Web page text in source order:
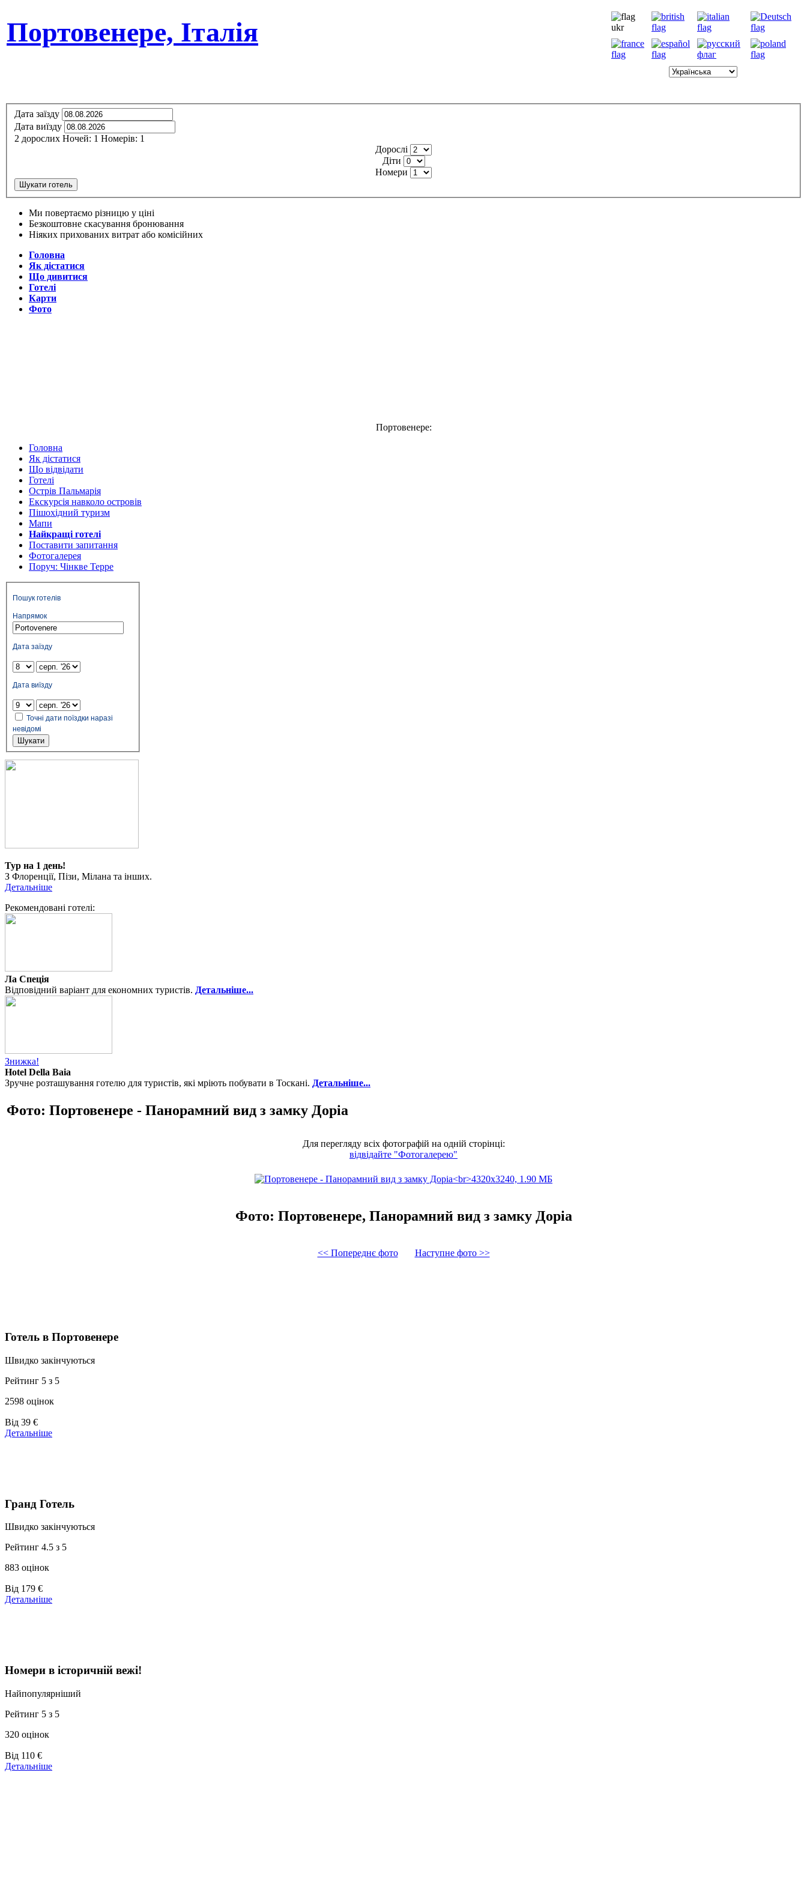
Портовенере, Італія
Дата заїзду
Дата виїзду
2 дорослих Ночей: 1 Номерів: 1
Дорослі
Діти
Номери
Шукати готель
Ми повертаємо різницю у ціні
Безкоштовне скасування бронювання
Ніяких прихованих витрат або комісійних
Головна
Як дістатися
Що дивитися
Готелі
Карти
Фото
Портовенере:
Головна
Як дістатися
Що відвідати
Готелі
Острів Пальмарія
Екскурсія навколо островів
Пішохідний туризм
Мапи
Найкращі готелі
Поставити запитання
Фотогалерея
Поруч: Чінкве Терре
Пошук готелів
Напрямок
Дата заїзду
Дата виїзду
Точні дати поїздки наразі
невідомі
Шукати
Тур на 1 день!
З Флоренції, Пізи, Мілана та інших.
Детальніше
Рекомендовані готелі:
Ла Спеція
Відповідний варіант для економних туристів. Детальніше...
Знижка!
Hotel Della Baia
Зручне розташування готелю для туристів, які мріють побувати в Тоскані. Детальніше...
Фото: Портовенере - Панорамний вид з замку Доріа
Для перегляду всіх фотографій на одній сторінці:
відвідайте "Фотогалерею"
Фото: Портовенере, Панорамний вид з замку Доріа
<< Попереднє фото Наступне фото >>
Готель в Портовенере
Швидко закінчуються
Рейтинг 5 з 5
2598 оцінок
Ціни
від
Від 39 €
Детальніше
Гранд Готель
Швидко закінчуються
Рейтинг 4.5 з 5
883 оцінок
Ціни
від
Від 179 €
Детальніше
Номери в історичній вежі!
Найпопулярніший
Рейтинг 5 з 5
320 оцінок
Ціни
від
Від 110 €
Детальніше